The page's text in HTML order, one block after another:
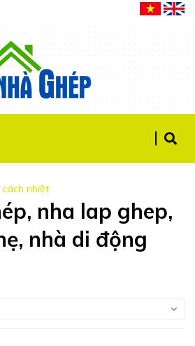
nhiệt
nha lap ghep,
nhà di động